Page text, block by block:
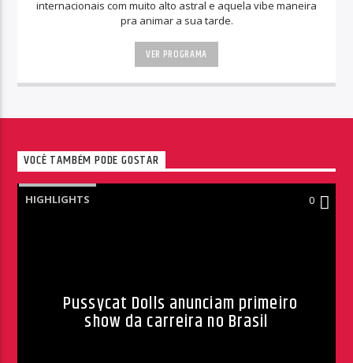
internacionais com muito alto astral e aquela vibe maneira
pra animar a sua tarde.
VER PROGRAMA
VOCÊ TAMBÉM PODE GOSTAR
HIGHLIGHTS 0
Pussycat Dolls anunciam primeiro
show da carreira no Brasil